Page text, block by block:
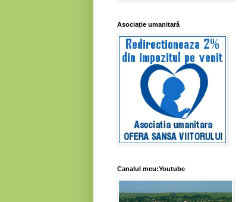
Asociație umanitară
Canalul meu:Youtube